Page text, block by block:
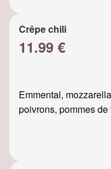
Crêpe chili
11.99 €
Emmental,
poivrons, pommes